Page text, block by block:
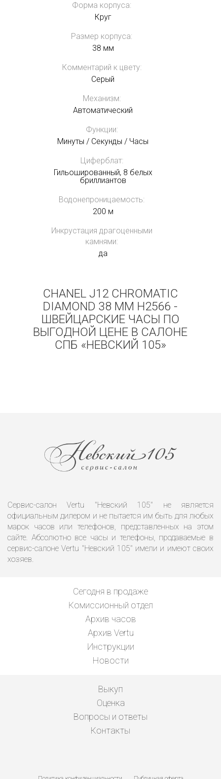
Форма корпуса:
Круг
Размер корпуса:
38 мм
Комментарий к цвету:
Серый
Механизм:
Автоматический
Функции:
Минуты / Секунды / Часы
Циферблат:
Гильошированный, 8 белых
бриллиантов
Водонепроницаемость:
200 м
Инкрустация драгоценными
камнями:
да
CHANEL J12 CHROMATIC
DIAMOND 38 MM H2566 -
ШВЕЙЦАРСКИЕ ЧАСЫ ПО
ВЫГОДНОЙ ЦЕНЕ В САЛОНЕ
СПБ «НЕВСКИЙ 105»
Сервис-салон Vertu "Невский 105" не является
официальным дилером и не пытается им быть для любых
марок часов или телефонов, представленных на этом
сайте. Абсолютно все часы и телефоны, продаваемые в
сервис-салоне Vertu "Невский 105" имели и имеют своих
хозяев.
Сегодня в продаже
Комиссионный отдел
Архив часов
Архив Vertu
Инструкции
Новости
Выкуп
Оценка
Вопросы и ответы
Контакты